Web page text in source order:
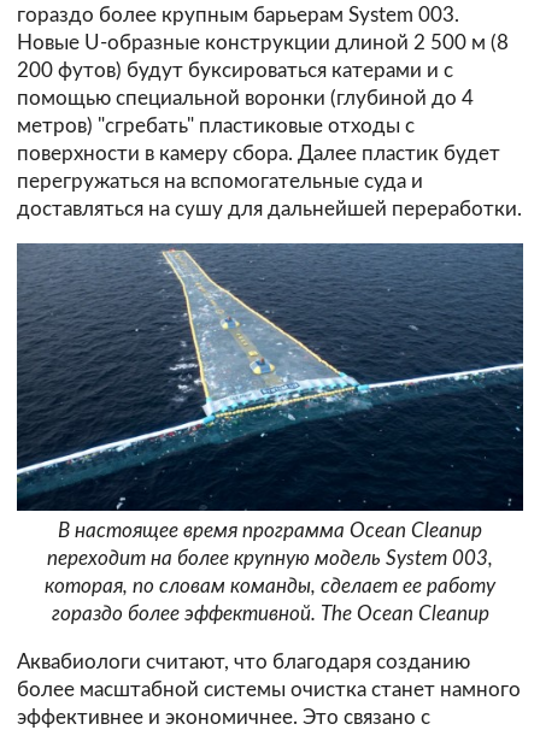
гораздо более крупным барьерам System 003.
Новые U-образные конструкции длиной 2 500 м (8
200 футов) будут буксироваться катерами и с
помощью специальной воронки (глубиной до 4
метров) "сгребать" пластиковые отходы с
поверхности в камеру сбора. Далее пластик будет
перегружаться на вспомогательные суда и
доставляться на сушу для дальнейшей переработки.
В настоящее время программа Ocean Cleanup
переходит на более крупную модель System 003,
которая, по словам команды, сделает ее работу
гораздо более эффективной. The Ocean Cleanup
Аквабиологи считают, что благодаря созданию
более масштабной системы очистка станет намного
эффективнее и экономичнее. Это связано с